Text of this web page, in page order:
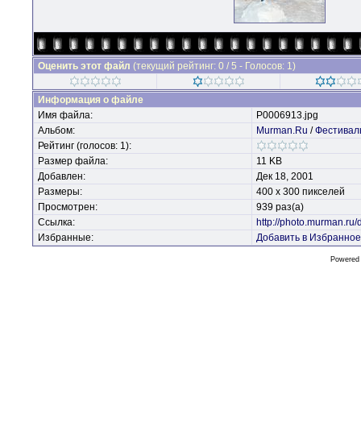
Оценить этот файл (текущий рейтинг: 0 / 5 - Голосов: 1)
Информация о файле
Имя файла:
P0006913.jpg
Альбом:
Murman.Ru /
Рейтинг (голосов: 1):
Размер файла:
11 KB
Добавлен:
Дек 18, 2001
Размеры:
400 x 300 пикселей
Просмотрен:
939 раз(а)
Ссылка:
http://
Избранные:
Добавить в Избранное